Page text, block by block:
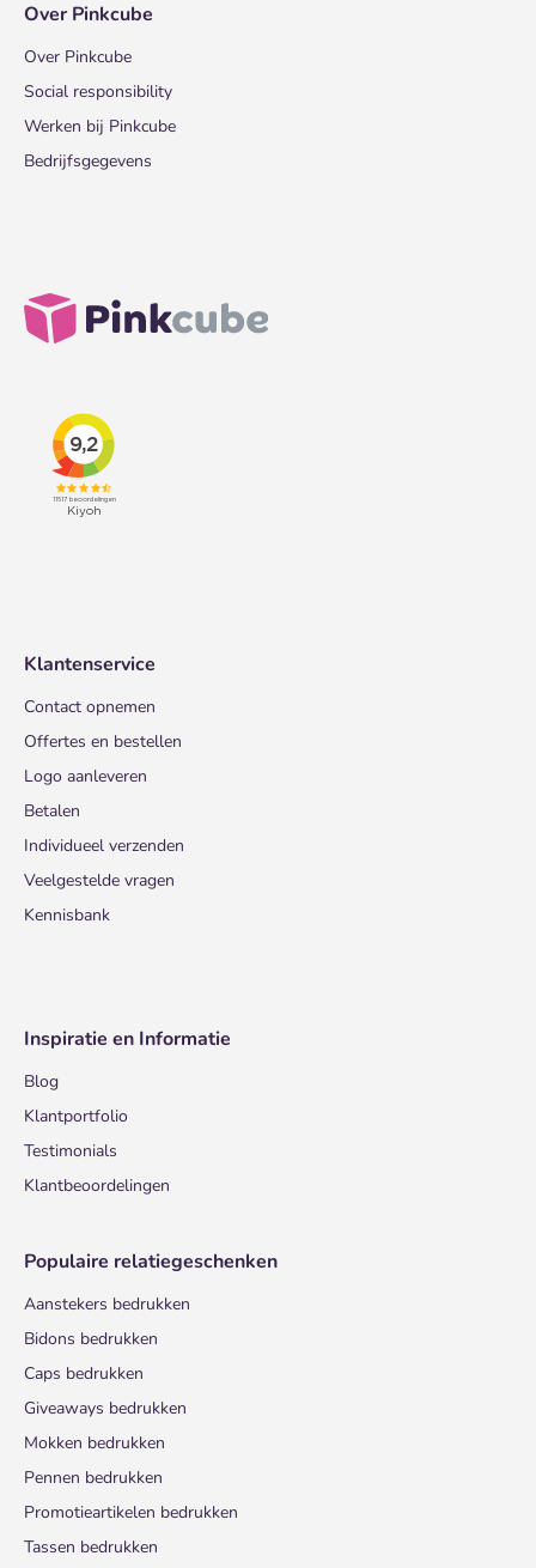
Over Pinkcube
Over Pinkcube
Social responsibility
Werken bij Pinkcube
Bedrijfsgegevens
Klantenservice
Contact opnemen
Offertes en bestellen
Logo aanleveren
Betalen
Individueel verzenden
Veelgestelde vragen
Kennisbank
Inspiratie en Informatie
Blog
Klantportfolio
Testimonials
Klantbeoordelingen
Populaire relatiegeschenken
Aanstekers bedrukken
Bidons bedrukken
Caps bedrukken
Giveaways bedrukken
Mokken bedrukken
Pennen bedrukken
Promotieartikelen bedrukken
Tassen bedrukken